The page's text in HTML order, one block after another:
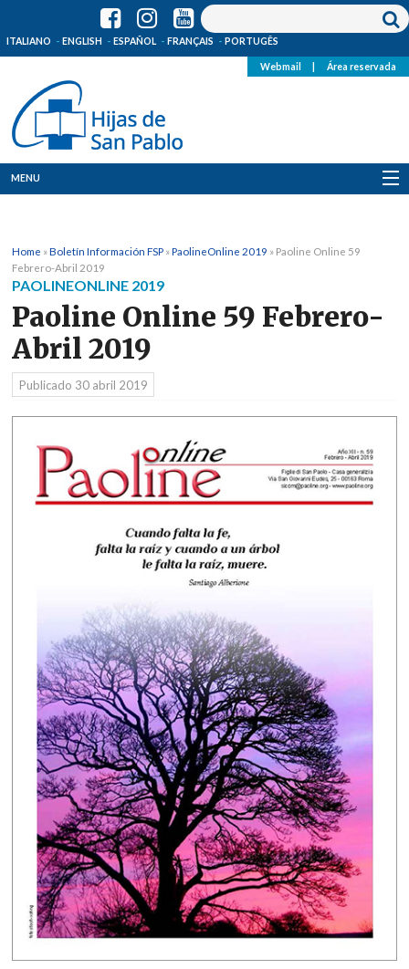
ITALIANO ENGLISH ESPAÑOL FRANÇAIS PORTUGÊS
Webmail Área reservada
MENU
Dónde estamos
Noticias
Recursos
Media
Home »Boletín Información FSP »PaolineOnline 2019 » Paoline Online 59
Febrero-Abril 2019
PAOLINEONLINE 2019
Paoline Online 59 Febrero-
Abril 2019
Publicado 30 abril 2019